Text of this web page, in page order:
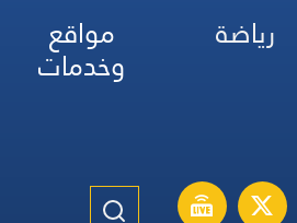
رياضة مواقع
وخدمات